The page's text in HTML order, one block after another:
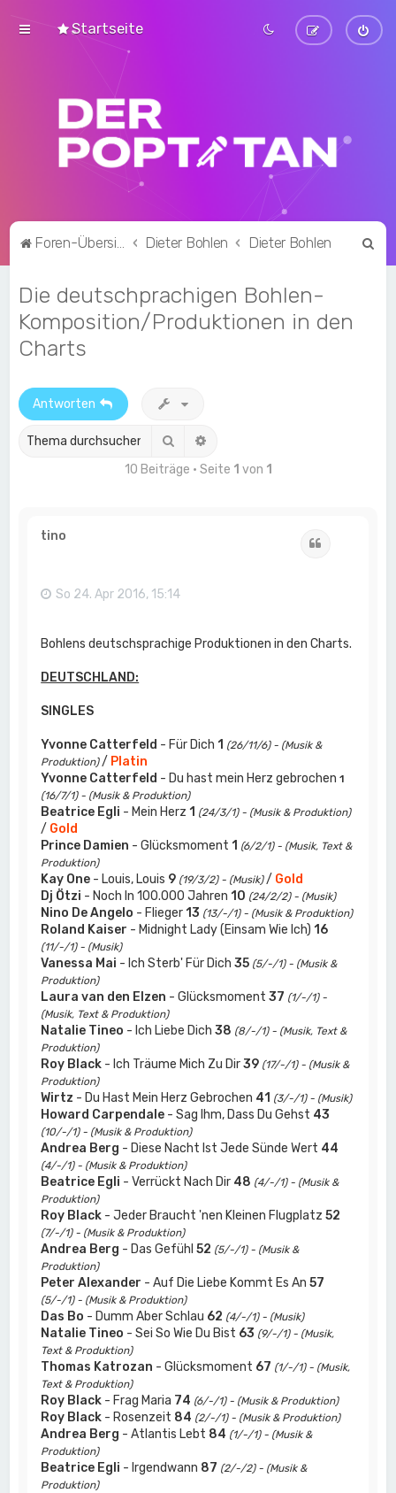
Startseite
Foren-Übersicht Dieter Bohlen Dieter Bohlen
Die deutschprachigen Bohlen-
Komposition/Produktionen in den
Charts
Antworten
Suche
10 Beiträge • Seite 1 von 1
tino
So 24. Apr 2016, 15:14
Bohlens deutschsprachige Produktionen in den Charts.
DEUTSCHLAND:
SINGLES
Yvonne Catterfeld - Für Dich 1 (26/11/6) - (Musik &
Produktion)/ Platin
Yvonne Catterfeld - Du hast mein Herz gebrochen1
(16/7/1) - (Musik & Produktion)
Beatrice Egli - Mein Herz 1 (24/3/1) - (Musik & Produktion)
/ Gold
Prince Damien - Glücksmoment 1 (6/2/1) - (Musik, Text &
Produktion)
Kay One - Louis, Louis 9 (19/3/2) - (Musik)/ Gold
Dj Ötzi - Noch In 100.000 Jahren 10 (24/2/2) - (Musik)
Nino De Angelo - Flieger 13 (13/-/1) - (Musik & Produktion)
Roland Kaiser - Midnight Lady (Einsam Wie Ich) 16
(11/-/1) - (Musik)
Vanessa Mai - Ich Sterb' Für Dich35 (5/-/1) - (Musik &
Produktion)
Laura van den Elzen - Glücksmoment37 (1/-/1) -
(Musik, Text & Produktion)
Natalie Tineo - Ich Liebe Dich38 (8/-/1) - (Musik, Text &
Produktion)
Roy Black - Ich Träume Mich Zu Dir39 (17/-/1) - (Musik &
Produktion)
Wirtz - Du Hast Mein Herz Gebrochen 41 (3/-/1) - (Musik)
Howard Carpendale - Sag Ihm, Dass Du Gehst 43
(10/-/1) - (Musik & Produktion)
Andrea Berg - Diese Nacht Ist Jede Sünde Wert 44
(4/-/1) - (Musik & Produktion)
Beatrice Egli - Verrückt Nach Dir 48 (4/-/1) - (Musik &
Produktion)
Roy Black - Jeder Braucht 'nen Kleinen Flugplatz52
(7/-/1) - (Musik & Produktion)
Andrea Berg - Das Gefühl52 (5/-/1) - (Musik &
Produktion)
Peter Alexander - Auf Die Liebe Kommt Es An57
(5/-/1) - (Musik & Produktion)
Das Bo - Dumm Aber Schlau 62 (4/-/1) - (Musik)
Natalie Tineo - Sei So Wie Du Bist 63 (9/-/1) - (Musik,
Text & Produktion)
Thomas Katrozan - Glücksmoment 67 (1/-/1) - (Musik,
Text & Produktion)
Roy Black - Frag Maria 74 (6/-/1) - (Musik & Produktion)
Roy Black - Rosenzeit 84 (2/-/1) - (Musik & Produktion)
Andrea Berg - Atlantis Lebt 84 (1/-/1) - (Musik &
Produktion)
Beatrice Egli - Irgendwann 87 (2/-/2) - (Musik &
Produktion)